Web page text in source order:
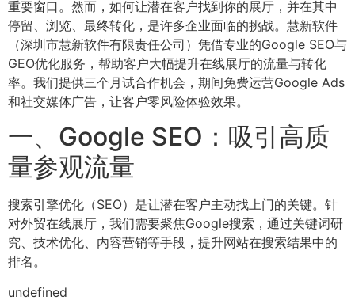
重要窗口。然而，如何让潜在客户找到你的展厅，并在其中
停留、浏览、最终转化，是许多企业面临的挑战。慧新软件
（深圳市慧新软件有限责任公司）凭借专业的Google SEO与
GEO优化服务，帮助客户大幅提升在线展厅的流量与转化
率。我们提供三个月试合作机会，期间免费运营Google Ads
和社交媒体广告，让客户零风险体验效果。
一、Google SEO：吸引高质
量参观流量
搜索引擎优化（SEO）是让潜在客户主动找上门的关键。针
对外贸在线展厅，我们需要聚焦Google搜索，通过关键词研
究、技术优化、内容营销等手段，提升网站在搜索结果中的
排名。
undefined